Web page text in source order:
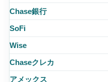
Chase銀行
SoFi
Wise
Chaseクレカ
アメックス